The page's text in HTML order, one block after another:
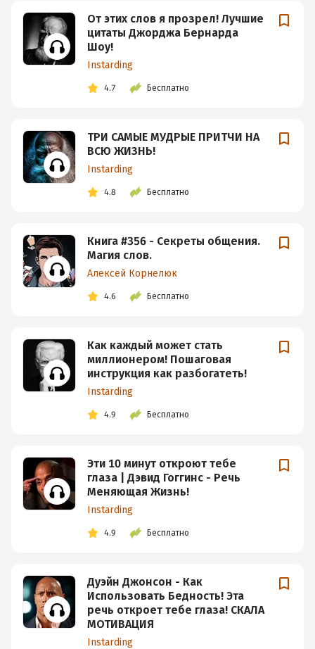
От этих слов я прозрел! Лучшие
цитаты Джорджа Бернарда
Шоу!
Instarding
4.7 Бесплатно
ТРИ САМЫЕ МУДРЫЕ ПРИТЧИ НА
ВСЮ ЖИЗНЬ!
Instarding
4.8 Бесплатно
Книга #356 - Секреты общения.
Магия слов.
Алексей Корнелюк
4.6 Бесплатно
Как каждый может стать
миллионером! Пошаговая
инструкция как разбогатеть!
Instarding
4.9 Бесплатно
Эти 10 минут откроют тебе
глаза | Дэвид Гоггинс - Речь
Меняющая Жизнь!
Instarding
4.9 Бесплатно
Дуэйн Джонсон - Как
Использовать Бедность! Эта
речь откроет тебе глаза! СКАЛА
МОТИВАЦИЯ
Instarding